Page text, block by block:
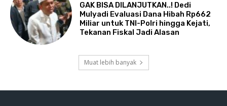
GAK BISA DILANJUTKAN..! Dedi
Mulyadi Evaluasi Dana Hibah Rp662
Miliar untuk TNI-Polri hingga Kejati,
Tekanan Fiskal Jadi Alasan
Muat lebih banyak